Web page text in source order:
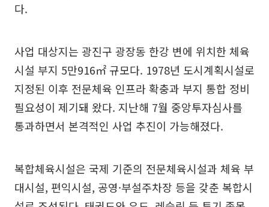
다.
사업 대상지는 광진구 광장동 한강 변에 위치한 체육
시설 부지 5만916㎡ 규모다. 1978년 도시계획시설로
지정된 이후 전문체육 인프라 확충과 부지 통합 정비
필요성이 제기돼 왔다. 지난해 7월 중앙투자심사를
통과하면서 본격적인 사업 추진이 가능해졌다.
복합체육시설은 국제 기준의 전문체육시설과 체육 부
대시설, 편익시설, 공영·부설주차장 등을 갖춘 복합시